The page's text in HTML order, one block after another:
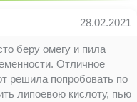
28.02.2021
беру омегу и пила
Отличное
решила попробовать по
липоевою кислоту, пью